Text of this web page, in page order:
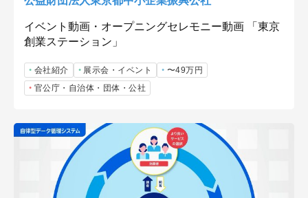
イベント動画・オープニングセレモニー動画 「東京
創業ステーション」
会社紹介 展示会・イベント
〜49万円
官公庁・自治体・団体・公社